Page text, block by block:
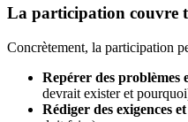
La participation couvre
Concrètement, la participation
Repérer des problèmes
devrait exister et
Rédiger des exigences